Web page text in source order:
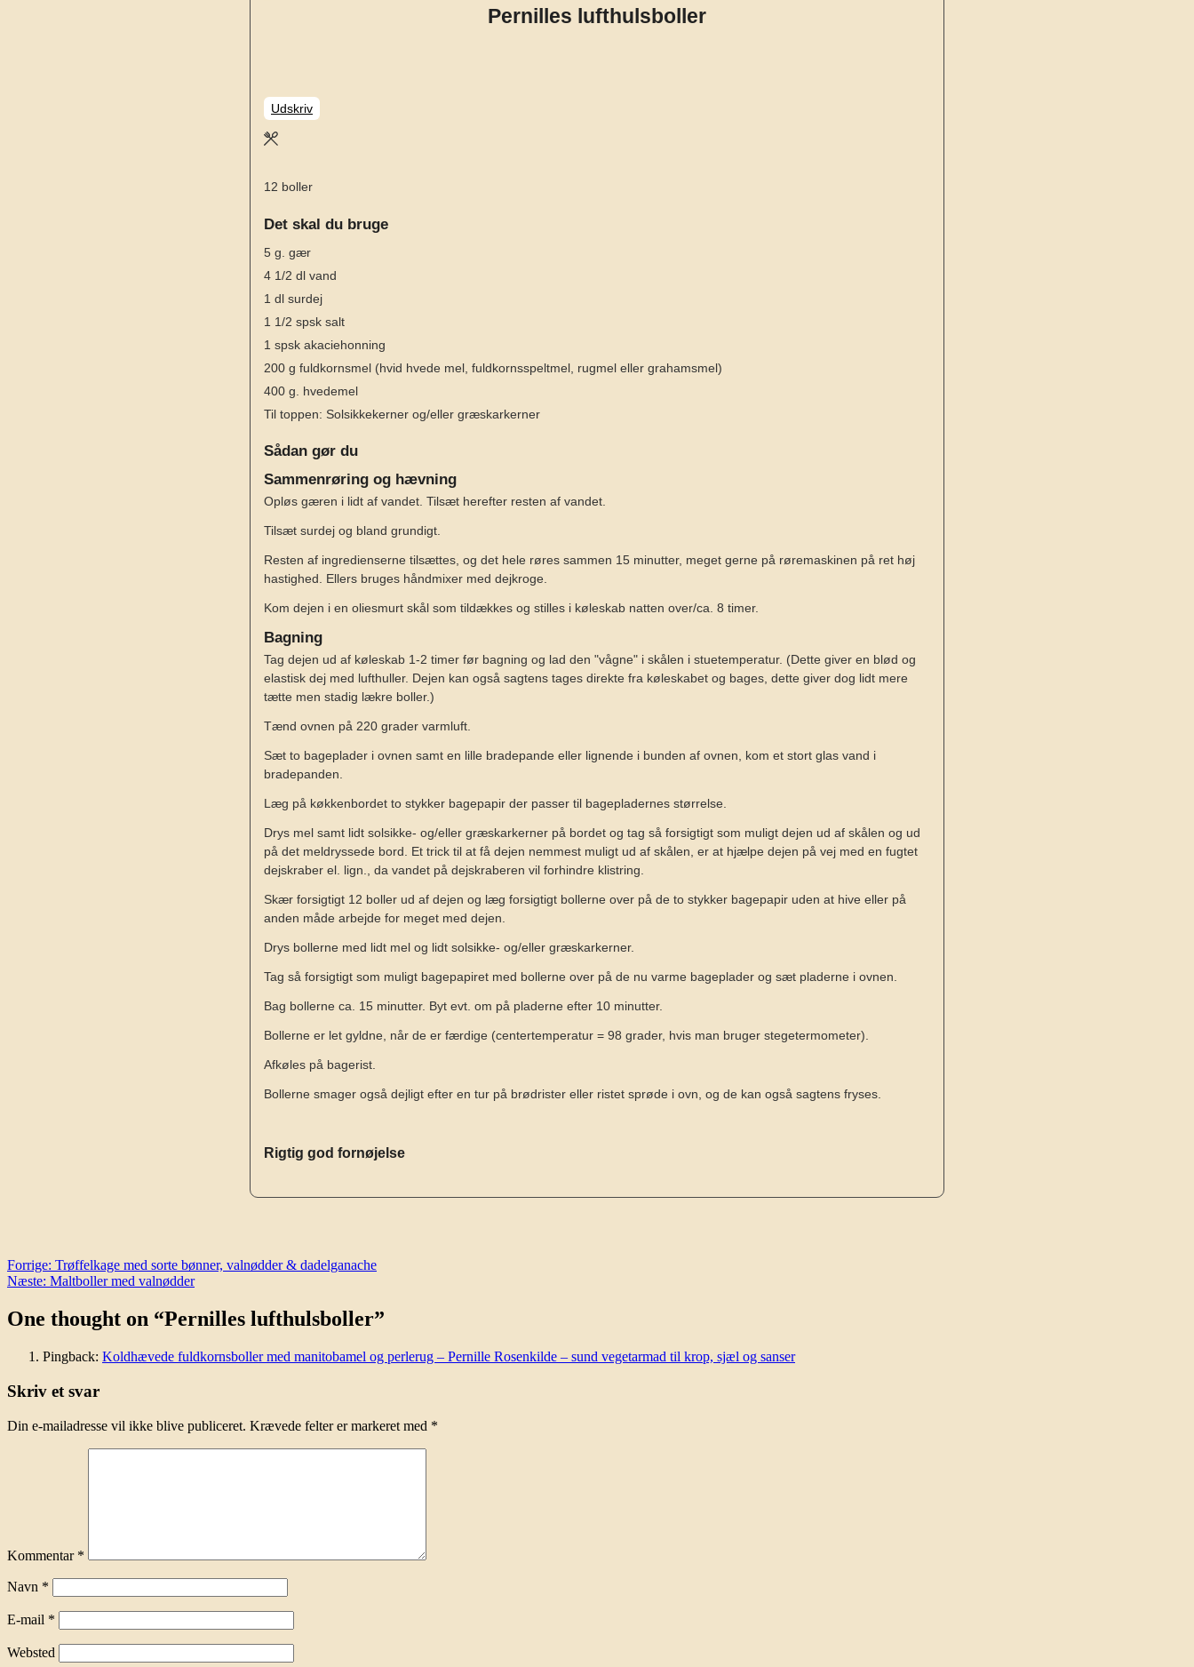
Pernilles lufthulsboller
Udskriv
12 boller
Det skal du bruge
5 g. gær
4 1/2 dl vand
1 dl surdej
1 1/2 spsk salt
1 spsk akaciehonning
200 g fuldkornsmel (hvid hvede mel, fuldkornsspeltmel, rugmel eller grahamsmel)
400 g.
hvedemel
Til toppen: Solsikkekerner og/eller græskarkerner
Sådan gør du
Sammenrøring og hævning
Opløs gæren i lidt af vandet. Tilsæt herefter resten af vandet.
Tilsæt surdej og bland grundigt.
Resten af ingredienserne tilsættes, og det hele røres sammen 15 minutter, meget gerne på røremaskinen på ret høj
hastighed. Ellers bruges håndmixer med dejkroge.
Kom dejen i en oliesmurt skål som tildækkes og stilles i køleskab natten over/ca. 8 timer.
Bagning
Tag dejen ud af køleskab 1-2 timer før bagning og lad den "vågne" i skålen i stuetemperatur. (Dette giver en blød og
elastisk dej med lufthuller. Dejen kan også sagtens tages direkte fra køleskabet og bages, dette giver dog lidt mere
tætte men stadig lækre boller.)
Tænd ovnen på 220 grader varmluft.
Sæt to bageplader i ovnen samt en lille bradepande eller lignende i bunden af ovnen, kom et stort glas vand i
bradepanden.
Læg på køkkenbordet to stykker bagepapir der passer til bagepladernes størrelse.
Drys mel samt lidt solsikke- og/eller græskarkerner på bordet og tag så forsigtigt som muligt dejen ud af skålen og ud
på det meldryssede bord. Et trick til at få dejen nemmest muligt ud af skålen, er at hjælpe dejen på vej med en fugtet
dejskraber el. lign., da vandet på dejskraberen vil forhindre klistring.
Skær forsigtigt 12 boller ud af dejen og læg forsigtigt bollerne over på de to stykker bagepapir uden at hive eller på
anden måde arbejde for meget med dejen.
Drys bollerne med lidt mel og lidt solsikke- og/eller græskarkerner.
Tag så forsigtigt som muligt bagepapiret med bollerne over på de nu varme bageplader og sæt pladerne i ovnen.
Bag bollerne ca. 15 minutter. Byt evt. om på pladerne efter 10 minutter.
Bollerne er let gyldne, når de er færdige (centertemperatur = 98 grader, hvis man bruger stegetermometer).
Afkøles på bagerist.
Bollerne smager også dejligt efter en tur på brødrister eller ristet sprøde i ovn, og de kan også sagtens fryses.
Rigtig god fornøjelse
Indlægsnavigation
Forrige: Trøffelkage med sorte bønner, valnødder & dadelganache
Næste: Maltboller med valnødder
One thought on “Pernilles lufthulsboller”
Pingback: Koldhævede fuldkornsboller med manitobamel og perlerug – Pernille Rosenkilde – sund vegetarmad til krop, sjæl og sanser
Skriv et svar
Din e-mailadresse vil ikke blive publiceret. Krævede felter er markeret med *
Kommentar *
Navn *
E-mail *
Websted